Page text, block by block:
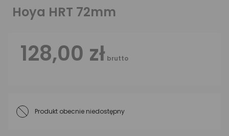
Hoya HRT 72mm
128,00 zł brutto
Produkt obecnie niedostępny